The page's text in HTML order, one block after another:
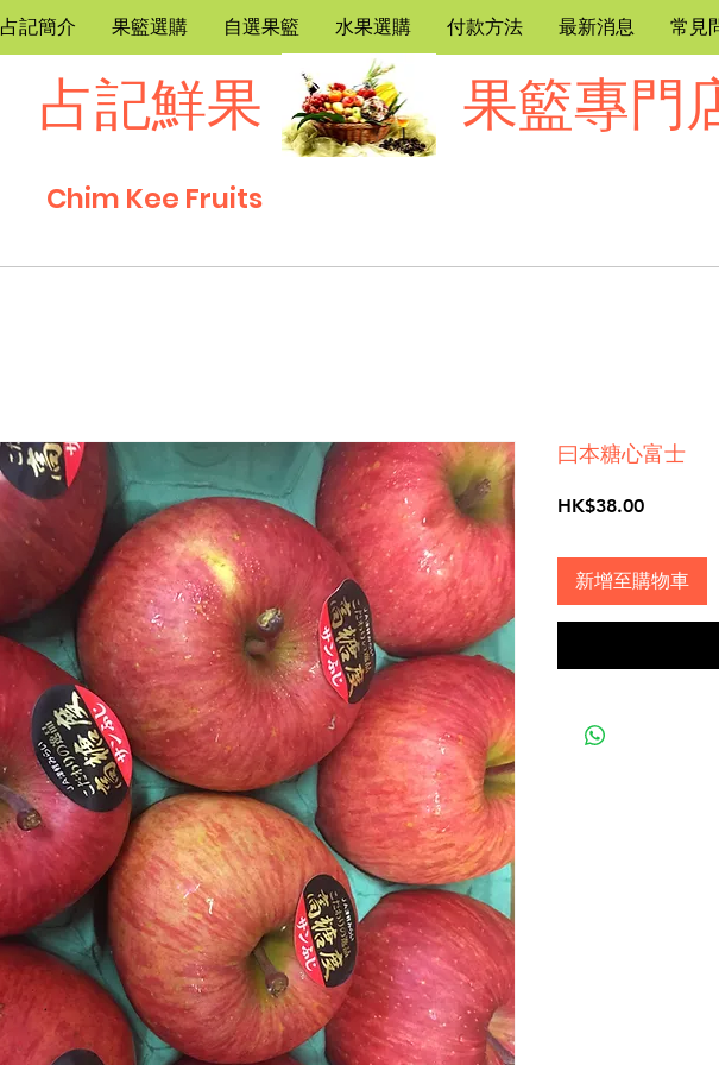
占記簡介 果籃選購 自選果籃 水果選購 付款方法 最新消息 常見
占記鮮果 果籃專門
Chim Kee Fruits
曰本糖心富士
HK$38.00價
新增至購物車